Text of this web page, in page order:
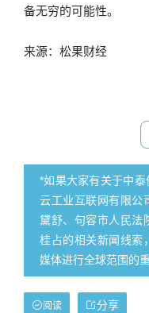
备无穷的可能性。
来源：松果财经
*如果大家有关于中
云工业互联网有限公
黛舒、句容市人民法
桂占的相关新闻线索
媒体进行全球范围的重
分享
阅读